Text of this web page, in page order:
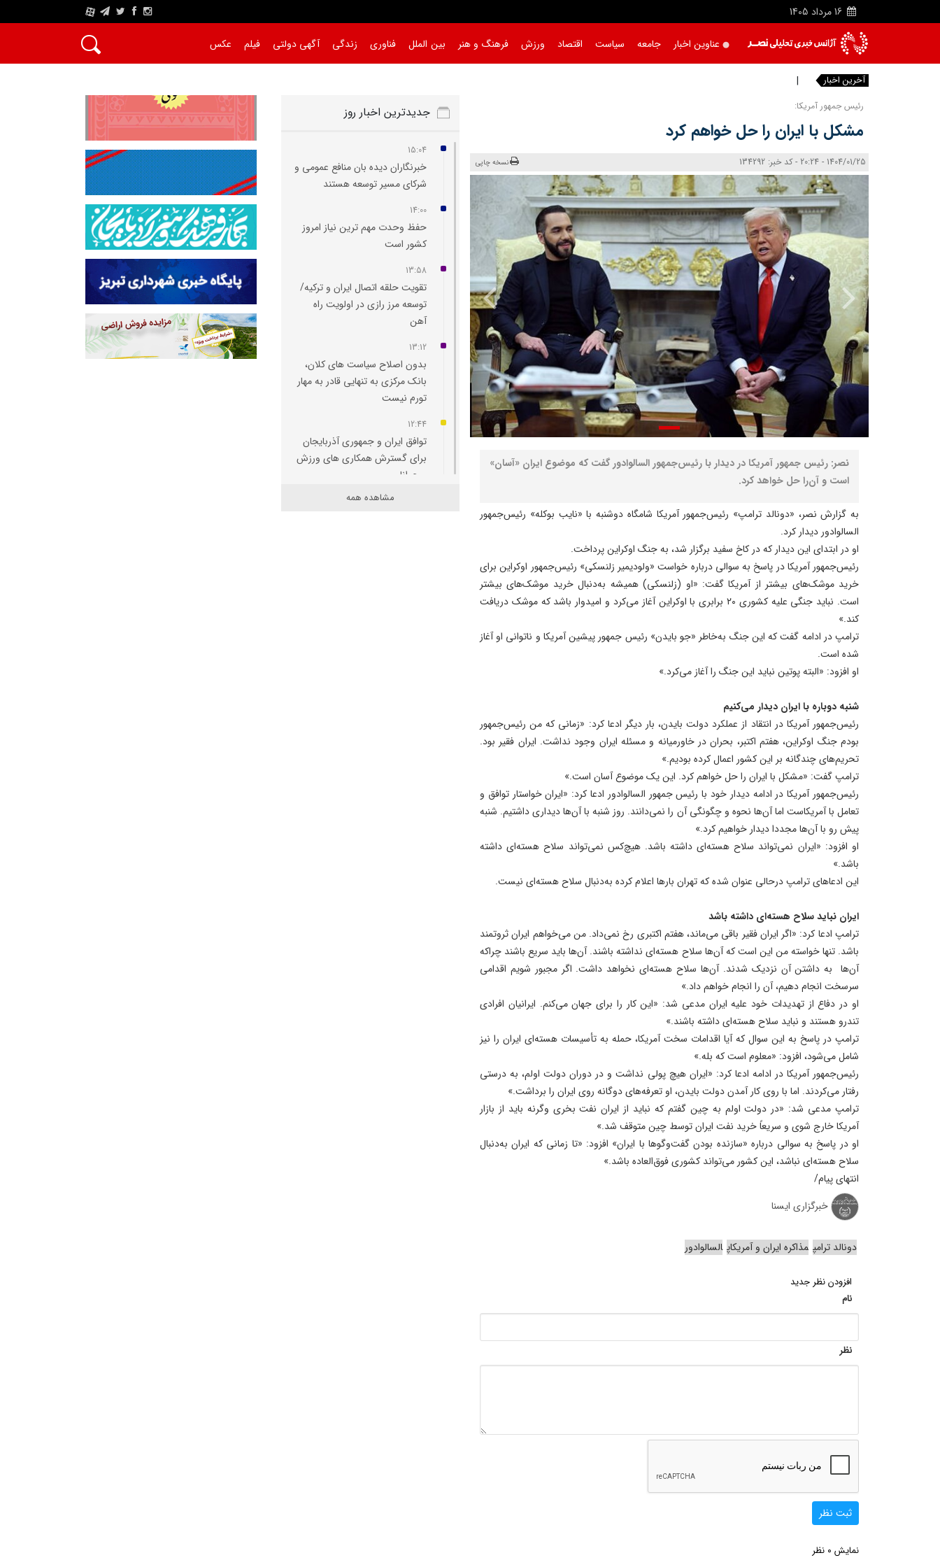
16 مرداد 1405
A
عناوین اخبار جامعه سیاست اقتصاد ورزش فرهنگ و هنر بین الملل فناوری زندگی آگهی دولتی فیلم عکس
آخرین اخبار خبرنگارا
رئیس‌ جمهور آمریکا:
مشکل با ایران را حل خواهم کرد
1404/01/25 - 20:24 - کد خبر: 134292 نسخه چاپی
نصر: رئیس‌ جمهور آمریکا در دیدار با رئیس‌جمهور السالوادور گفت که موضوع ایران «آسان»
است و آن‌را حل خواهد کرد.
به گزارش نصر، «دونالد ترامپ» رئیس‌جمهور آمریکا شامگاه دوشنبه با «نایب بوکله» رئیس‌جمهور
السالوادور دیدار کرد.
او در ابتدای این دیدار که در کاخ سفید برگزار شد، به جنگ اوکراین پرداخت.
رئیس‌جمهور آمریکا در پاسخ به سوالی درباره خواست «ولودیمیر زلنسکی» رئیس‌جمهور اوکراین برای
خرید موشک‌های بیشتر از آمریکا گفت: «او (زلنسکی) همیشه به‌دنبال خرید موشک‌های بیشتر
است. نباید جنگی علیه کشوری ۲۰ برابری با اوکراین آغاز می‌کرد و امیدوار باشد که موشک دریافت
کند.»
ترامپ در ادامه گفت که این جنگ به‌خاطر «جو بایدن» رئیس جمهور پیشین آمریکا و ناتوانی او آغاز
شده است.
او افزود: «البته پوتین نباید این جنگ را آغاز می‌کرد.»
شنبه دوباره با ایران دیدار می‌کنیم
رئیس‌جمهور آمریکا در انتقاد از عملکرد دولت بایدن، بار دیگر ادعا کرد: «زمانی که من رئیس‌جمهور
بودم جنگ اوکراین، هفتم اکتبر، بحران در خاورمیانه و مسئله ایران وجود نداشت. ایران فقیر بود.
تحریم‌های چندگانه بر این کشور اعمال کرده بودیم.»
ترامپ گفت: «مشکل با ایران را حل خواهم کرد. این یک موضوع آسان است.»
رئیس‌جمهور آمریکا در ادامه دیدار خود با رئیس جمهور السالوادور ادعا کرد: «ایران خواستار توافق و
تعامل با آمریکاست اما آن‌ها نحوه و چگونگی آن را نمی‌دانند. روز شنبه با آن‌ها دیداری داشتیم. شنبه
پیش رو با آن‌ها مجددا دیدار خواهیم کرد.»
او افزود: «ایران نمی‌تواند سلاح هسته‌ای داشته باشد. هیچ‌کس نمی‌تواند سلاح هسته‌ای داشته
باشد.»
این ادعاهای ترامپ درحالی عنوان شده که تهران بارها اعلام کرده به‌دنبال سلاح هسته‌ای نیست.
ایران نباید سلاح هسته‌ای داشته باشد
ترامپ ادعا کرد: «اگر ایران فقیر باقی می‌ماند، هفتم اکتبری رخ نمی‌داد. من می‌خواهم ایران ثروتمند
باشد. تنها خواسته من این است که آن‌ها سلاح هسته‌ای نداشته باشند. آن‌ها باید سریع باشند چراکه
آن‌ها به داشتن آن نزدیک شدند. آن‌ها سلاح هسته‌ای نخواهد داشت. اگر مجبور شویم اقدامی
سرسخت انجام دهیم، آن را انجام خواهم داد.»
او در دفاع از تهدیدات خود علیه ایران مدعی شد: «این کار را برای جهان می‌کنم. ایرانیان افرادی
تندرو هستند و نباید سلاح هسته‌ای داشته باشند.»
ترامپ در پاسخ به این سوال که آیا اقدامات سخت آمریکا، حمله به تأسیسات هسته‌ای ایران را نیز
شامل می‌شود، افزود: «معلوم است که بله.»
رئیس‌جمهور آمریکا در ادامه ادعا کرد: «ایران هیچ پولی نداشت و در دوران دولت اولم، به درستی
رفتار می‌کردند. اما با روی کار آمدن دولت بایدن، او تعرفه‌های دوگانه روی ایران را برداشت.»
ترامپ مدعی شد: «در دولت اولم به چین گفتم که نباید از ایران نفت بخری وگرنه باید از بازار
آمریکا خارج شوی و سریعاً خرید نفت ایران توسط چین متوقف شد.»
او در پاسخ به سوالی درباره «سازنده بودن گفت‌وگوها با ایران» افزود: «تا زمانی که ایران به‌دنبال
سلاح هسته‌ای نباشد، این کشور می‌تواند کشوری فوق‌العاده باشد.»
انتهای پیام/
خبرگزاری ایسنا
دونالد ترامپ مذاکره ایران و آمریکاپ السالوادور
افزودن نظر جدید
نام
نظر
ثبت نظر
نمایش 0 نظر
جدیدترین اخبار روز
15:04
خبرنگاران دیده‌ بان منافع عمومی و
شرکای مسیر توسعه هستند
14:00
حفظ وحدت مهم‌ ترین نیاز امروز
کشور است
13:58
تقویت حلقه اتصال ایران و ترکیه/
توسعه مرز رازی در اولویت راه‌
آهن
13:12
بدون اصلاح سیاست‌ های کلان،
بانک مرکزی به تنهایی قادر به مهار
تورم نیست
12:44
توافق ایران و جمهوری آذربایجان
برای گسترش همکاری‌ های ورزش
و جوانان
مشاهده همه